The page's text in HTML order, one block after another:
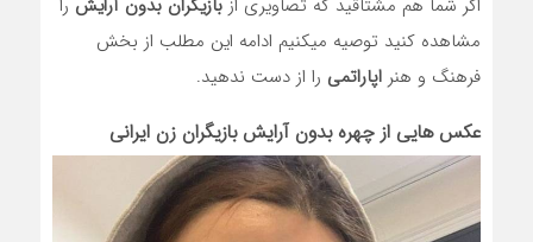
مشاهده کنید توصیه میکنیم ادامه این مطلب از بخش
فرهنگ و هنر اپاراتمی را از دست ندهید.
عکس هایی از چهره بدون آرایش بازیگران زن ایرانی